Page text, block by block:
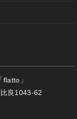
」
良1043-62